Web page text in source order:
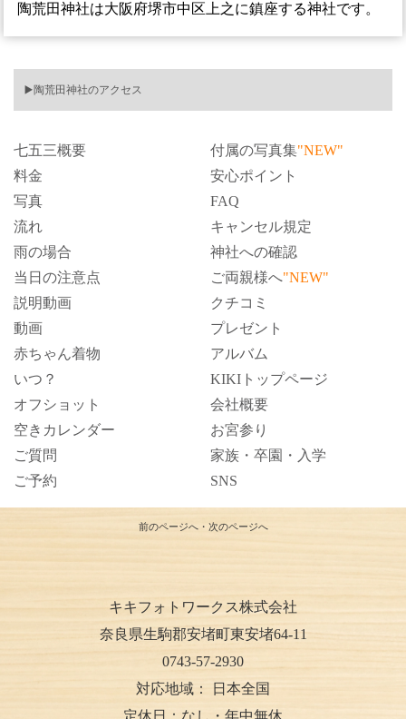
陶荒田神社は大阪府堺市中区上之に鎮座する神社です。
▶️陶荒田神社のアクセス
七五三概要
料金
写真
流れ
雨の場合
当日の注意点
説明動画
動画
赤ちゃん着物
いつ？
オフショット
空きカレンダー
ご質問
ご予約
付属の写真集"NEW"
安心ポイント
FAQ
キャンセル規定
神社への確認
ご両親様へ"NEW"
クチコミ
プレゼント
アルバム
KIKIトップページ
会社概要
お宮参り
家族・卒園・入学
SNS
前のページへ・ 次のページへ
キキフォトワークス株式会社
奈良県生駒郡安堵町東安堵64-11
0743-57-2930
対応地域：
日本全国